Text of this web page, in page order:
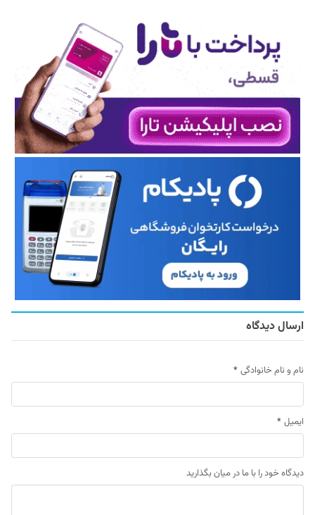
ارسال دیدگاه
نام و نام خانوادگی *
ایمیل *
دیدگاه خود را با ما در میان بگذارید